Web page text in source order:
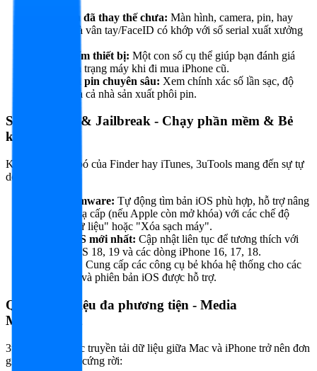
Linh kiện đã thay thế chưa: Màn hình, camera, pin, hay
thậm chí là vân tay/FaceID có khớp với số serial xuất xưởng
Chấm điểm thiết bị: Một con số cụ thể giúp bạn đánh giá
nhanh tình trạng máy khi đi mua iPhone cũ.
Thông tin pin chuyên sâu: Xem chính xác số lần sạc, độ
chai pin và cả nhà sản xuất phôi pin.
Smart Flash & Jailbreak - Chạy phần mềm & Bẻ
khóa
Khác với sự gò bó của Finder hay iTunes, 3uTools mang đến sự tự
do tối đa:
Flash Firmware: Tự động tìm bản iOS phù hợp, hỗ trợ nâng
cấp hoặc hạ cấp (nếu Apple còn mở khóa) với các chế độ
"Giữ lại dữ liệu" hoặc "Xóa sạch máy".
Hỗ trợ iOS mới nhất: Cập nhật liên tục để tương thích với
các bản iOS 18, 19 và các dòng iPhone 16, 17, 18.
Cung cấp các công cụ bẻ khóa hệ thống cho các
dòng máy và phiên bản iOS được hỗ trợ.
Quản lý dữ liệu đa phương tiện - Media
Management
3uTools biến việc truyền tải dữ liệu giữa Mac và iPhone trở nên đơn
giản như dùng ổ cứng rời: